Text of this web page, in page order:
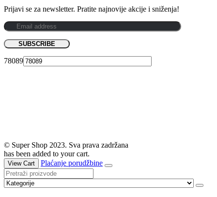
Prijavi se za newsletter. Pratite najnovije akcije i sniženja!
78089
© Super Shop 2023. Sva prava zadržana
has been added to your cart.
View Cart Plaćanje porudžbine